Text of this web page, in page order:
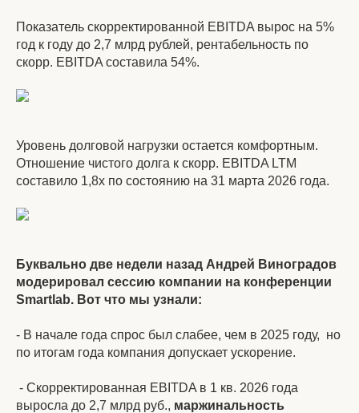
Показатель скорректированной EBITDA вырос на 5%
год к году до 2,7 млрд рублей, рентабельность по
скорр. EBITDA составила 54%.
Уровень долговой нагрузки остается комфортным.
Отношение чистого долга к скорр. EBITDA LTM
составило 1,8х по состоянию на 31 марта 2026 года.
Буквально две недели назад Андрей Виноградов
модерировал сессию компании на конференции
Smartlab. Вот что мы узнали:
- В начале года спрос был слабее, чем в 2025 году, но
по итогам года компания допускает ускорение.
- Скорректированная EBITDA в 1 кв. 2026 года
выросла до 2,7 млрд руб., маржинальность